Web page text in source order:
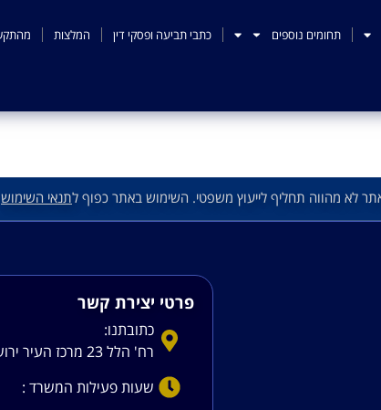
תחומים נוספים כתבי תביעה ופסקי דין המלצות
לא מהווה תחליף לייעוץ משפטי. השימוש באתר כפוף לתנאי השימוש
פרטי יצירת קשר
כתובתנו:
רח' הלל 23 מרכז העיר ירושלים
שעות פעילות המשרד :